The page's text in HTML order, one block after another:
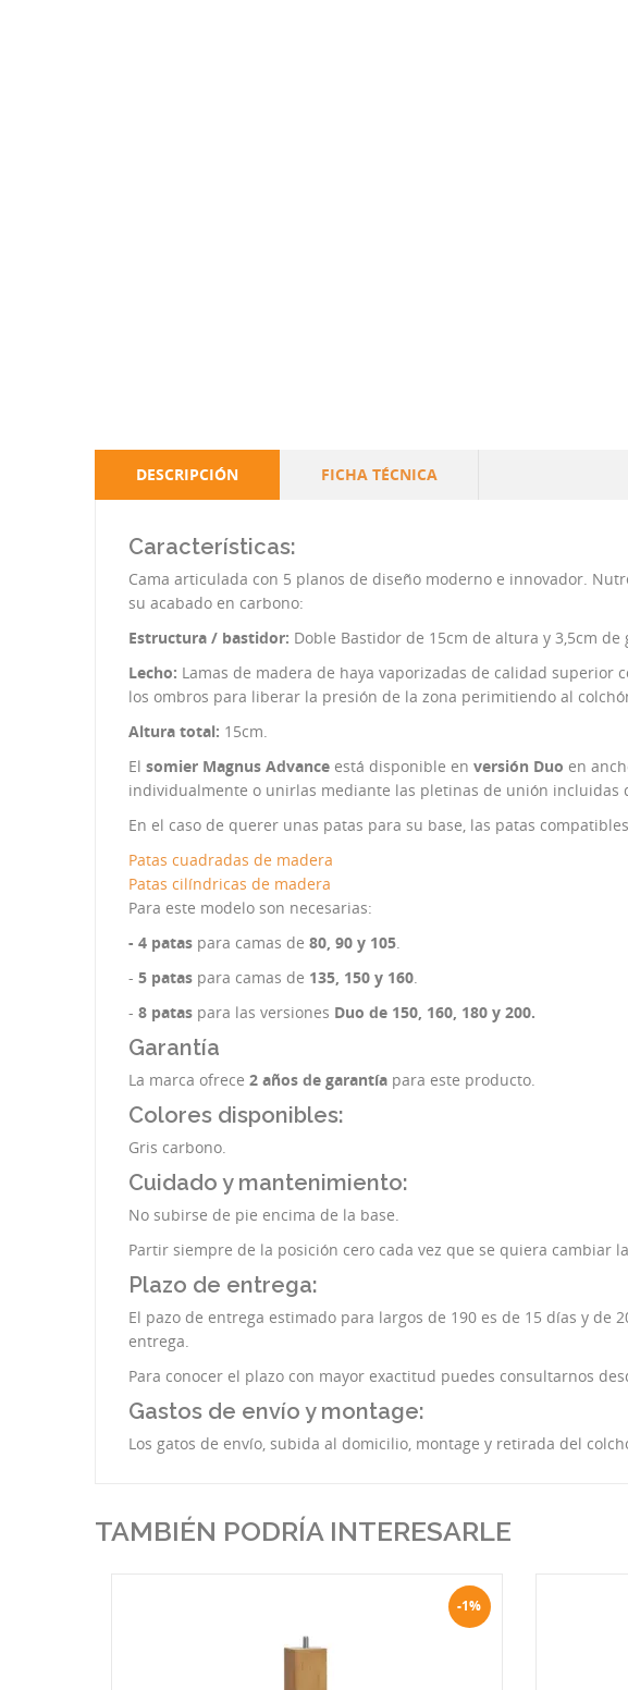
DESCRIPCIÓN FICHA TÉCNICA
Características:
Cama articulada con 5 planos de diseño moderno e innovador.
su acabado en carbono:
Estructura / bastidor: Doble Bastidor de 15cm de altura y 3,5cm de
Lecho: Lamas de madera de haya vaporizadas de calidad
los ombros para liberar la presión de la zona perimitiendo al
Altura total: 15cm.
El somier Magnus Advance está disponible en versión Duo en
individualmente o unirlas mediante las pletinas de unión incluidas
En el caso de querer unas patas para su base, las patas
Patas cuadradas de madera
Patas cilíndricas de madera
Para este modelo son necesarias:
- 4 patas para camas de 80, 90 y 105.
- 5 patas para camas de 135, 150 y 160.
- 8 patas para las versiones Duo de 150, 160, 180 y 200.
Garantía
La marca ofrece 2 años de garantía para este producto.
Colores disponibles:
Gris carbono.
Cuidado y mantenimiento:
No subirse de pie encima de la base.
Partir siempre de la posición cero cada vez que se quiera cambiar
Plazo de entrega:
El pazo de entrega estimado para largos de 190 es de 15 días y de
entrega.
Para conocer el plazo con mayor exactitud puedes consultarnos
Gastos de envío y montage:
Los gatos de envío, subida al domicilio, montage y retirada del
TAMBIÉN PODRÍA INTERESARLE
-1%